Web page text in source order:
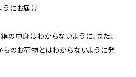
うにお届け
の中身はわからないように、また、
らのお荷物とはわからないように発